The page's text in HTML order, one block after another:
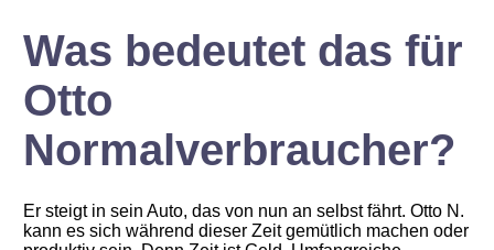
Was bedeutet das für
Otto
Normalverbraucher?
Er steigt in sein Auto, das von nun an selbst fährt. Otto N.
kann es sich während dieser Zeit gemütlich machen oder